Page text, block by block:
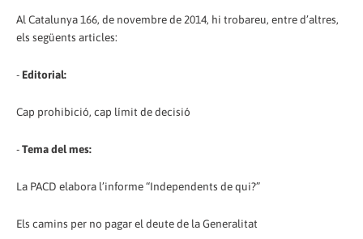
Al Catalunya 166, de novembre de 2014, hi trobareu, entre d’altres,
els següents articles:
- Editorial:
Cap prohibició, cap límit de decisió
-Tema del mes:
La PACD elabora l’informe “Independents de qui?”
Els camins per no pagar el deute de la Generalitat